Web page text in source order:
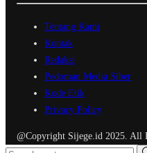
Tentang Kami
Kontak
Redaksi
Pedoman Media Siber
Kode Etik
Privacy Policy
@Copyright Sijege.id 2025. All